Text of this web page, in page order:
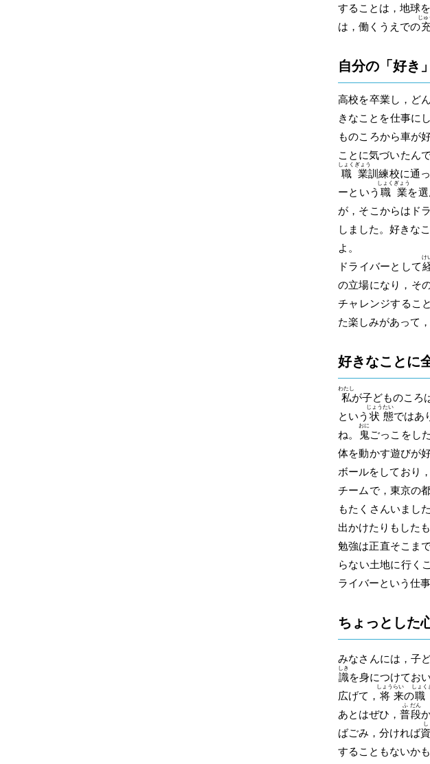
することは，地球
は，働くうえでの
じゅ
自分の「好き
高校を卒業し，ど
きなことを仕事に
ものころから車が
ことに気づいたん
職
しょく
業
ぎょう
訓練校に通
ーという 職
しょく
業
ぎょう
を
が，そこからはド
しました。好きな
よ。
ドライバーとして
け
の立場になり，そ
チャレンジするこ
た楽しみがあって，
好きなことに
私
わたし
が子どものころ
という 状
じょう
態
たい
ではあ
ね。
鬼
おに
ごっこをし
体を動かす遊びが
ボールをしており
チームで，東京の
もたくさんいまし
出かけたりもしたも
勉強は正直そこま
らない土地に行く
ライバーという仕
ちょっとした
みなさんには，子
識
しき
を身につけてお
広げて， 将
しょう
来
らい
の職
しょく
あとはぜひ， 普
ふ
段
だん
ばごみ，分ければ資
し
することもないか